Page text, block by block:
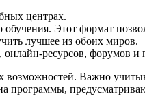
центрах.
Этот формат
лучшее из обоих миров.
ресурсов, форумов
Важно
программы,